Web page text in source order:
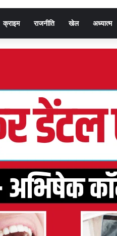
क्राइम राजनीति खेल अध्यात्म